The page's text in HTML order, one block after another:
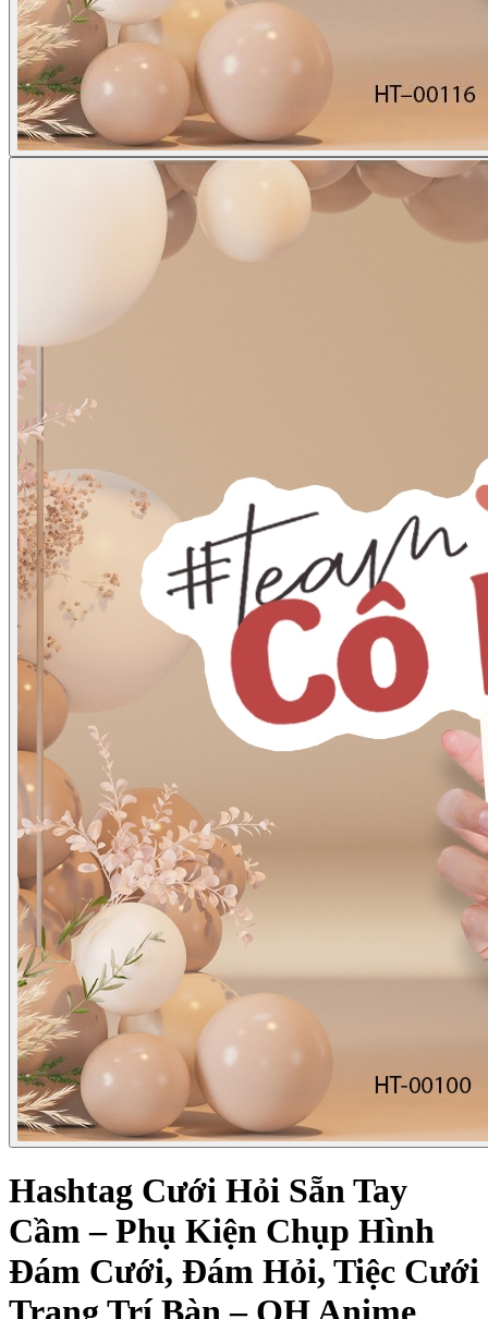
Hashtag Cưới Hỏi Sẵn Tay
Cầm – Phụ Kiện Chụp Hình
Đám Cưới, Đám Hỏi, Tiệc Cưới